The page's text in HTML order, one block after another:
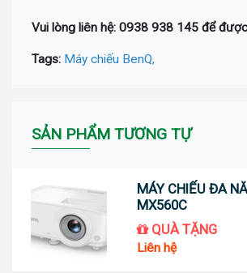
Vui lòng liên hệ: 0938 938 145 để
Tags: Máy chiếu BenQ,
SẢN PHẨM TƯƠNG TỰ
MÁY CHIẾU ĐA
MX560C
QUÀ TẶNG
Liên hệ